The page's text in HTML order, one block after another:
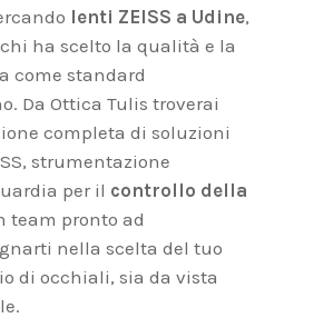
lenti ZEISS a Udine,
ha scelto la qualità e la
come standard
Da Ottica Tulis troverai
completa di soluzioni
strumentazione
per il controllo della
team pronto ad
nella scelta del tuo
di occhiali, sia da vista